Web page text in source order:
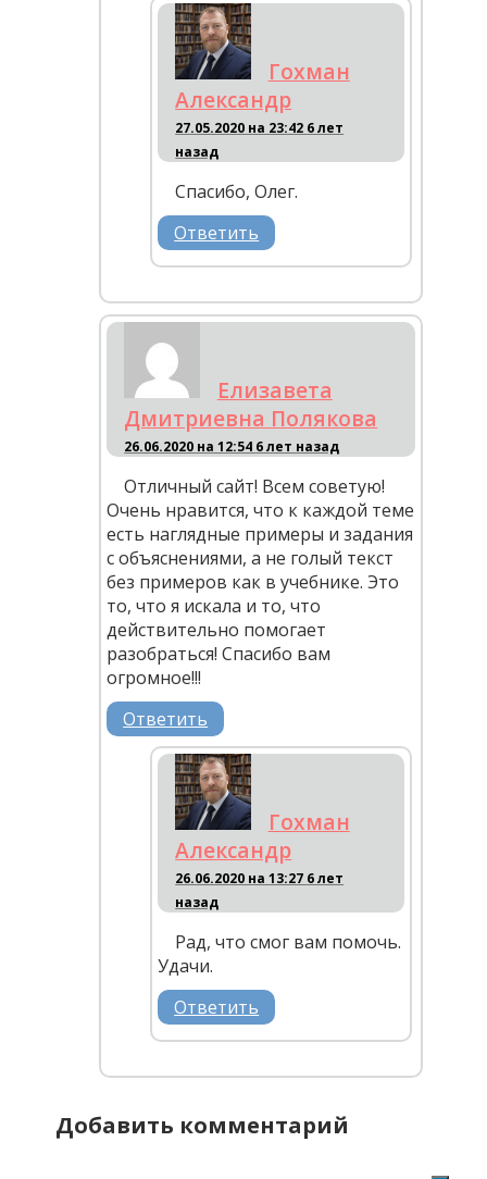
Гохман
Александр
27.05.2020 на 23:42 6 лет
назад
Спасибо, Олег.
Ответить
Елизавета
Дмитриевна Полякова
26.06.2020 на 12:54 6 лет назад
Отличный сайт! Всем советую!
Очень нравится, что к каждой теме
есть наглядные примеры и задания
с объяснениями, а не голый текст
без примеров как в учебнике. Это
то, что я искала и то, что
действительно помогает
разобраться! Спасибо вам
огромное!!!
Ответить
Гохман
Александр
26.06.2020 на 13:27 6 лет
назад
Рад, что смог вам помочь.
Удачи.
Ответить
Добавить комментарий